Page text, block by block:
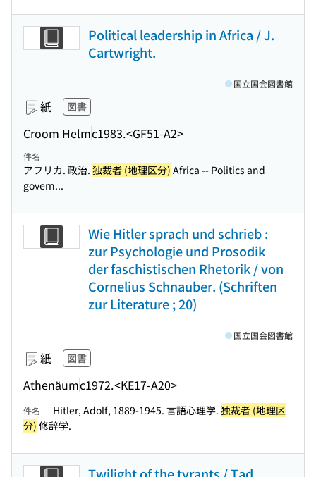
Political leadership in Africa / J.
Cartwright.
紙 図書
Croom Helmc1983.<GF51-A2>
国立国会図書館
件名
アフリカ. 政治. 独裁者 (地理区分) Africa -- Politics and
govern...
Wie Hitler sprach und schrieb :
zur Psychologie und Prosodik
der faschistischen Rhetorik / von
Cornelius Schnauber. (Schriften
zur Literature ; 20)
紙 図書
Athenäumc1972.<KE17-A20>
国立国会図書館
件名 Hitler, Adolf, 1889-1945. 言語心理学. 独裁者 (地理区
分) 修辞学.